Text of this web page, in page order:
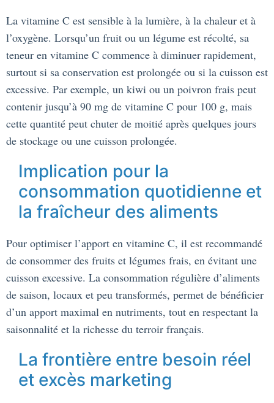
La vitamine C est sensible à la lumière, à la chaleur et à
l’oxygène. Lorsqu’un fruit ou un légume est récolté, sa
teneur en vitamine C commence à diminuer rapidement,
surtout si sa conservation est prolongée ou si la cuisson est
excessive. Par exemple, un kiwi ou un poivron frais peut
contenir jusqu’à 90 mg de vitamine C pour 100 g, mais
cette quantité peut chuter de moitié après quelques jours
de stockage ou une cuisson prolongée.
Implication pour la
consommation quotidienne et
la fraîcheur des aliments
Pour optimiser l’apport en vitamine C, il est recommandé
de consommer des fruits et légumes frais, en évitant une
cuisson excessive. La consommation régulière d’aliments
de saison, locaux et peu transformés, permet de bénéficier
d’un apport maximal en nutriments, tout en respectant la
saisonnalité et la richesse du terroir français.
La frontière entre besoin réel
et excès marketing